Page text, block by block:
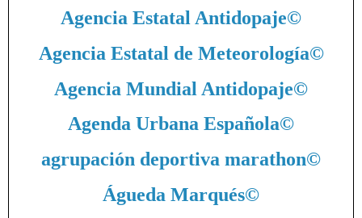
Agencia Estatal Antidopaje©
Agencia Estatal de Meteorología©
Agencia Mundial Antidopaje©
Agenda Urbana Española©
agrupación deportiva marathon©
Águeda Marqués©